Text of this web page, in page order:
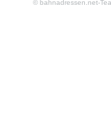
© bahnadressen.net-